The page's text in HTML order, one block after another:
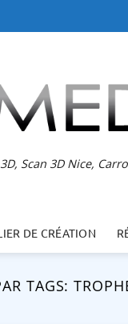
Scan 3D Nice,
DE CRÉATION
TAGS: